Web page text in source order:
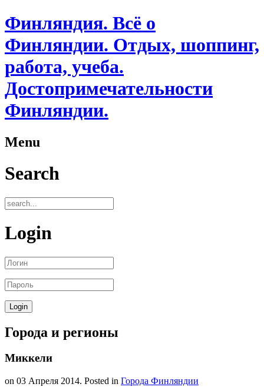
Финляндия. Всё о
Финляндии. Отдых, шоппинг,
работа, учеба.
Достопримечательности
Финляндии.
Menu
Search
Login
Города и регионы
Миккели
on 03 Апреля 2014. Posted in Города Финляндии